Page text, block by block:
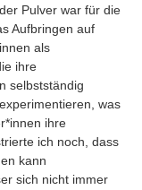
Pulver war für die
Aufbringen auf
als
ihre
selbstständig
was
ihre
ich noch, dass
kann
sich nicht immer